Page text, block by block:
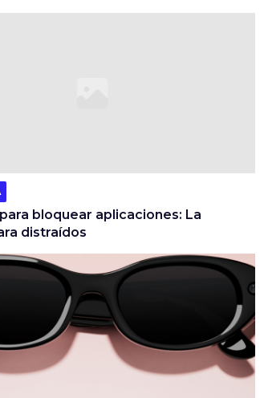
bloquear aplicaciones: La
distraídos